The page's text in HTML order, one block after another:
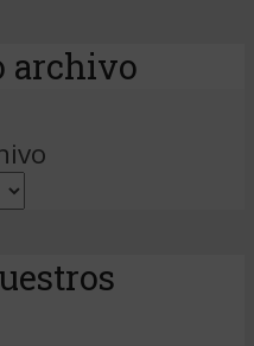
archivo